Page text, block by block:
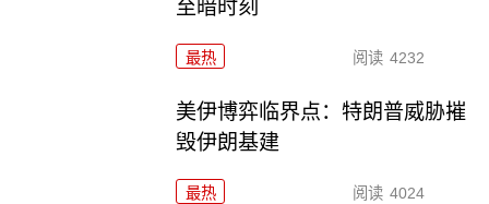
至暗时刻
最热 阅读 4232
美伊博弈临界点：特朗普威胁摧
毁伊朗基建
最热 阅读 4024